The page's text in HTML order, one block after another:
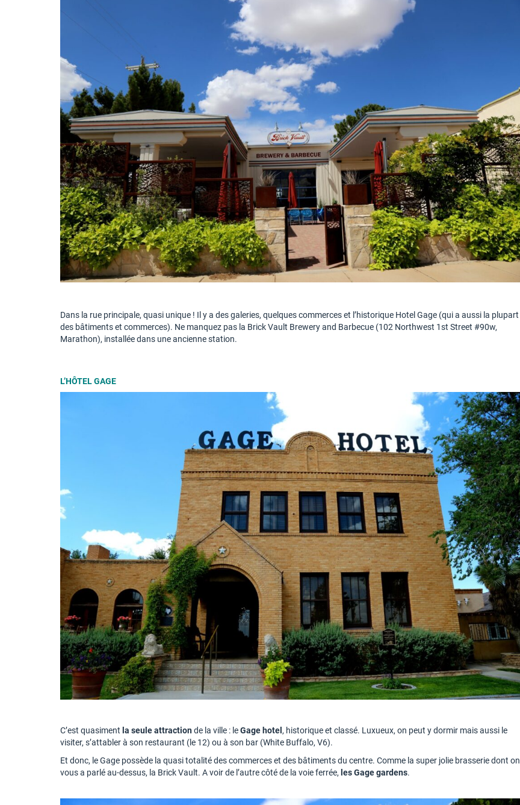
Dans la rue principale, quasi unique ! Il y a des galeries, quelques commerces et l’historique Hotel Gage (qui a aussi la plupart
des bâtiments et commerces). Ne manquez pas la Brick Vault Brewery and Barbecue (102 Northwest 1st Street #90w,
Marathon), installée dans une ancienne station.
L’HÔTEL GAGE
C’est quasiment la seule attractionde la ville : leGage hotel, historique et classé. Luxueux, on peut y dormir mais aussi le
visiter, s’attabler à son restaurant (le 12) ou à son bar (White Buffalo, V6).
Et donc, le Gage possède la quasi totalité des commerces et des bâtiments du centre. Comme la super jolie brasserie dont on
vous a parlé au-dessus, la Brick Vault. A voir de l’autre côté de la voie ferrée, les Gage gardens.